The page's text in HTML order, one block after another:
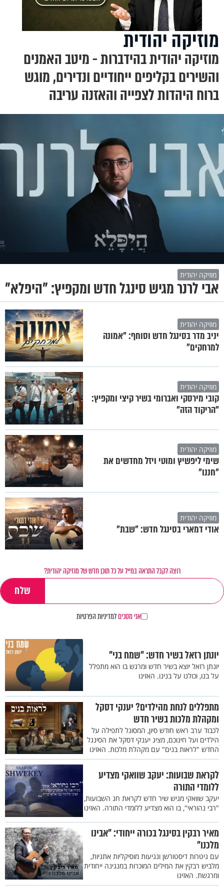
מוזיקה יהודית
מוזיקה יהודית בהידברות - מיטב האמנים
והשירים בקליפים ייחודיים ונדירים, מוגש
ברוח היהדות לצפייה והאזנה עריבה
מוזיקה יהודית
אבי לרנר מגיש סינגל חדש ומקפיץ: "היפלא"
מוזיקה יהודית
יניב מדר בסינגל חדש וסוחף: "אמונה
למרחקים"
מוזיקה יהודית
קובי מירסקי ואברומי בשיר קיצי ומקפיץ:
"הריקוד הזה"
מוזיקה יהודית
שימי ליפשיץ ומוטי ויזל מחדשים את
"חננו"
מוזיקה יהודית
אודי דמארי בסינגל חדש: "שבת"
רוצה לקבל התראה במייל על כל תוכן חדש של מוזיקה יהודית?
אני מסכיםלמדיניות הפרטיות
יונתן רזאל בשיר חדש: "שמח בני"
יונתן רזאל יוצא בשיר חדש ומרגש בו הוא מתפלל
על בנו, וכולנו על בנינו. האזינו
מתפללים לנחת מהילדים? יענקי דסקל
ומקהלת מלכות בשיר חדש
לכבוד ערב ראש חודש סיון, המסוגל לתפילה על
הילדים ועל חינוכם, מציג יענקי דסקל את הסינגל
החדש "לראות בנים" עם מקהלת מלכות. האזינו
לקראת שבועות: יעקב שוואקי מצדיע
ללומדי התורה
יעקב שוואקי מגיש שיר חדש לקראת חג השבועות,
"רבי נהוראי", בו הוא מצדיע ללומדי התורה. האזינו
מאיר רבקין בסינגל בכורה ייחודי: "אבינו
מלכנו"
עם גיטרות דיסטורשן ונגיעות מוסיקליות אתניות,
מלביש רבקין את המילים המוכרות במנגינה ייחודית
ומרגשת. האזינו